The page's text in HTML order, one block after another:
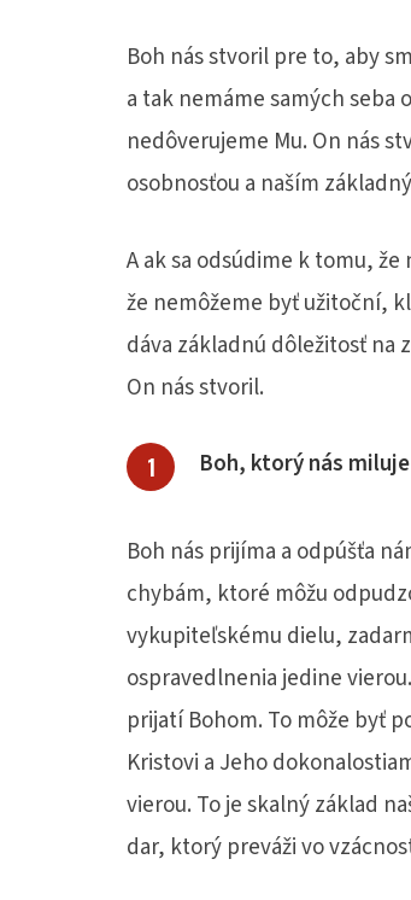
Boh nás stvoril pre to, aby
a tak nemáme samých
nedôverujeme Mu. On nás
osobnosťou a naším
A ak sa odsúdime k tomu,
že nemôžeme byť užitoční,
dáva základnú dôležitosť na
On nás stvoril.
Boh, ktorý nás miluje
Boh nás prijíma a odpúšťa
chybám, ktoré môžu
vykupiteľskému dielu,
ospravedlnenia jedine
prijatí Bohom. To môže byť
Kristovi a Jeho
vierou. To je skalný základ
dar, ktorý preváži vo